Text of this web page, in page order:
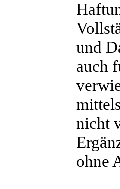
und
auch
nicht
ohne